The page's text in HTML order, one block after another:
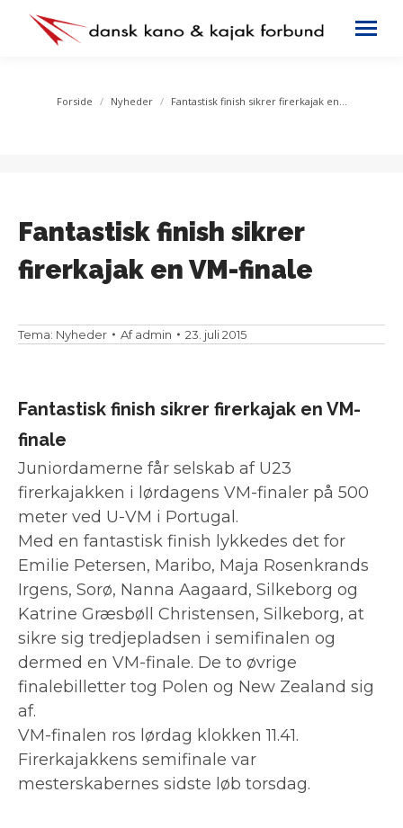
You are here:
Forside Nyheder Fantastisk finish sikrer firerkajak en…
Fantastisk finish sikrer
firerkajak en VM-finale
Tema: Nyheder Afadmin 23. juli 2015
Fantastisk finish sikrer firerkajak en VM-
finale
Juniordamerne får selskab af U23
firerkajakken i lørdagens VM-finaler på 500
meter ved U-VM i Portugal.
Med en fantastisk finish lykkedes det for
Emilie Petersen, Maribo, Maja Rosenkrands
Irgens, Sorø, Nanna Aagaard, Silkeborg og
Katrine Græsbøll Christensen, Silkeborg, at
sikre sig tredjepladsen i semifinalen og
dermed en VM-finale. De to øvrige
finalebilletter tog Polen og New Zealand sig
af.
VM-finalen ros lørdag klokken 11.41.
Firerkajakkens semifinale var
mesterskabernes sidste løb torsdag.